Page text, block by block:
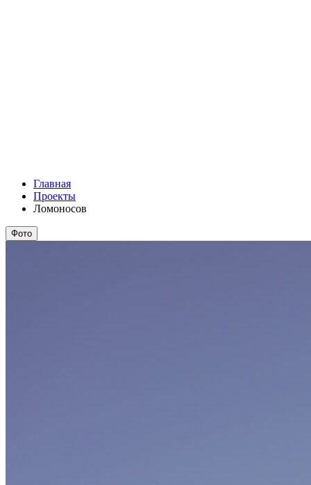
Главная
Проекты
Ломоносов
Фото